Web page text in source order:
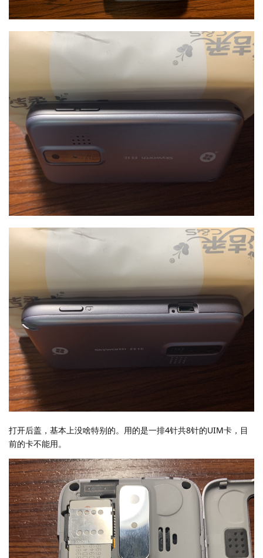
打开后盖，基本上没啥特别的。用的是一排4针共8针的UIM卡，目
前的卡不能用。